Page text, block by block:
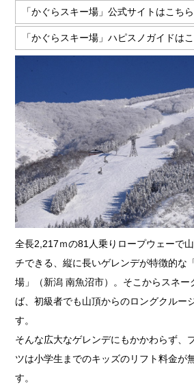
「かぐらスキー場」公式サイトはこちら
「かぐらスキー場」ハピスノガイドは
全長2,217ｍの81人乗りロープウェーで
チできる、縦に長いゲレンデが特徴的な
場」（新潟 南魚沼市）。そこからスネー
ば、初級者でも山頂からのロングクルー
す。
そんな広大なゲレンデにもかかわらず、
ツは小学生までのキッズのリフト料金が
す。